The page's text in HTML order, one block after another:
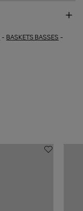
- BASKETS BASSES -